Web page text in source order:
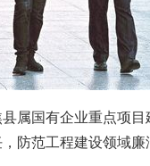
国有企业重点项目
防范工程建设领域